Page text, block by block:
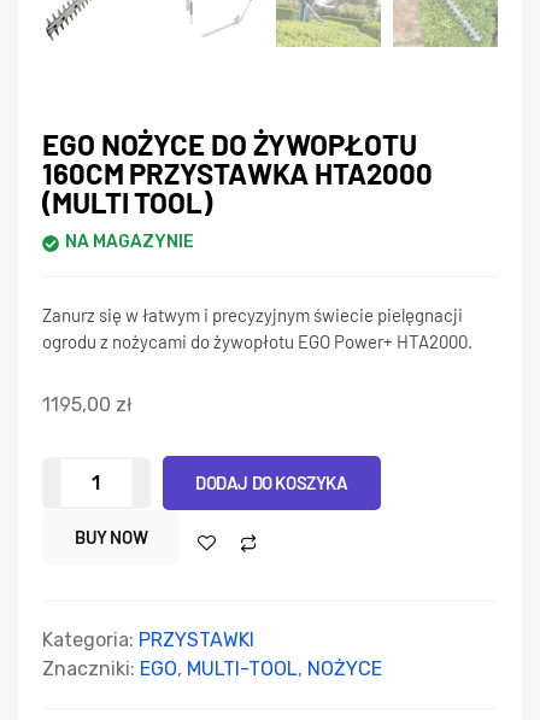
EGO NOŻYCE DO ŻYWOPŁOTU
160CM PRZYSTAWKA HTA2000
(MULTI TOOL)
NA MAGAZYNIE
Zanurz się w łatwym i precyzyjnym świecie pielęgnacji
ogrodu z nożycami do żywopłotu EGO Power+ HTA2000.
1195,00 zł
BUY NOW
DODAJ DO KOSZYKA
Kategoria: PRZYSTAWKI
Znaczniki: EGO, MULTI-TOOL, NOŻYCE